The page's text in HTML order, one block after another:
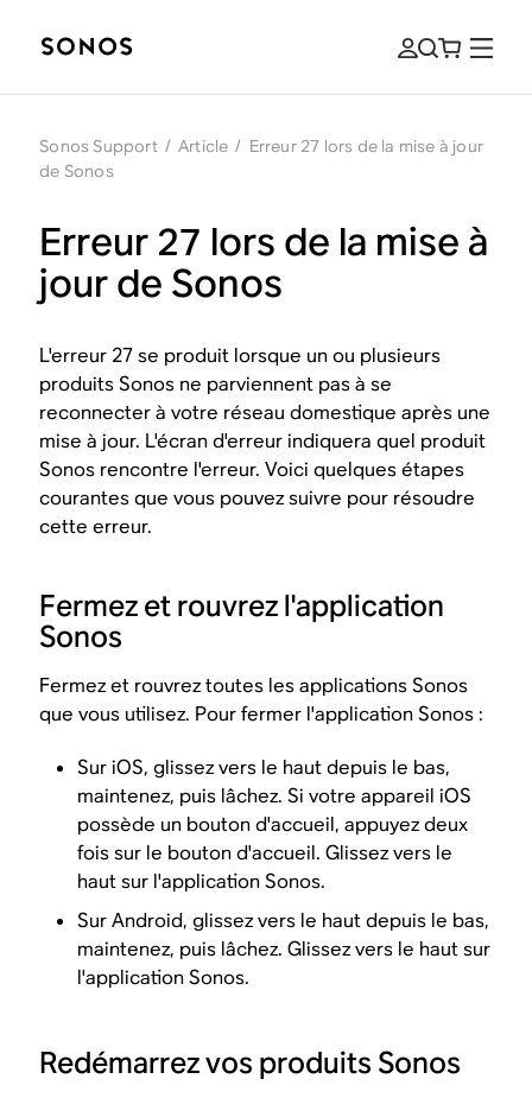
Sonos Support / Article / Erreur 27 lors de la mise à jour
de Sonos
Erreur 27 lors de la mise à
jour de Sonos
L'erreur 27 se produit lorsque un ou plusieurs
produits Sonos ne parviennent pas à se
reconnecter à votre réseau domestique après une
mise à jour. L'écran d'erreur indiquera quel produit
Sonos rencontre l'erreur. Voici quelques étapes
courantes que vous pouvez suivre pour résoudre
cette erreur.
Fermez et rouvrez l'application
Sonos
Fermez et rouvrez toutes les applications Sonos
que vous utilisez. Pour fermer l'application Sonos :
Sur iOS, glissez vers le haut depuis le bas,
maintenez, puis lâchez. Si votre appareil iOS
possède un bouton d'accueil, appuyez deux
fois sur le bouton d'accueil. Glissez vers le
haut sur l'application Sonos.
Sur Android, glissez vers le haut depuis le bas,
maintenez, puis lâchez. Glissez vers le haut sur
l'application Sonos.
Redémarrez vos produits Sonos